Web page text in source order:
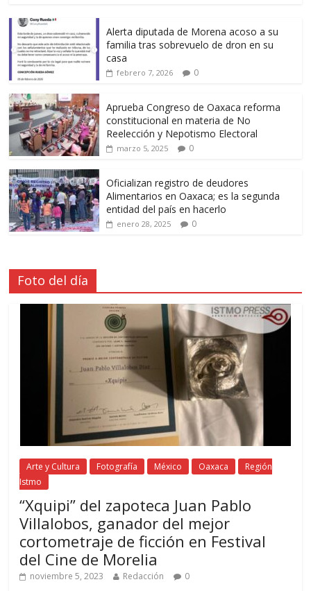
Alerta diputada de Morena acoso a su
familia tras sobrevuelo de dron en su
casa
febrero 7, 2026 0
Aprueba Congreso de Oaxaca reforma
constitucional en materia de No
Reelección y Nepotismo Electoral
marzo 5, 2025 0
Oficializan registro de deudores
Alimentarios en Oaxaca; es la segunda
entidad del país en hacerlo
enero 28, 2025 0
Foto del día
Arte y Cultura Fotografía México Oaxaca
Región
Istmo
“Xquipi” del zapoteca Juan Pablo
Villalobos, ganador del mejor
cortometraje de ficción en Festival
del Cine de Morelia
noviembre 5, 2023 Redacción 0